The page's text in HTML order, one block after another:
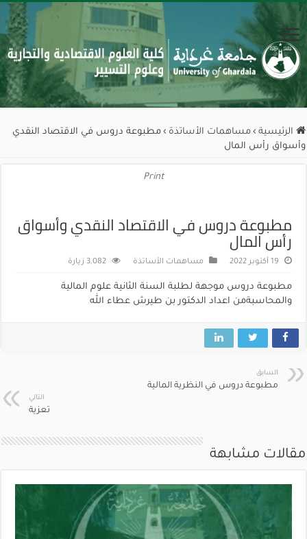
الرئيسية › مساهمات الأساتذة › مطبوعة دروس في الاقتصاد النقدي
وأسواق رأس المال
Print
مطبوعة دروس في الاقتصاد النقدي وأسواق
رأس المال
19 أكتوبر 2022 مساهمات الأساتذة 3,082 زيارة
مطبوعة دروس موجهة لطلبة السنة الثانية علوم المالية
والمحاسبةمن اعداد الدكتور بن طيرش عطاء الله
السابق
مطبوعة دروس في النظرية المالية
التالي
تعزية
مقالات مشابهة